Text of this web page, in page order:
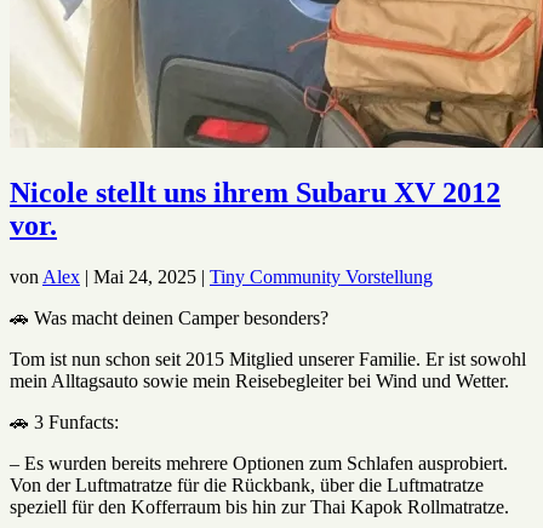
Nicole stellt uns ihrem Subaru XV 2012
vor.
von Alex | Mai 24, 2025 | Tiny Community Vorstellung
🚗 Was macht deinen Camper besonders?
Tom ist nun schon seit 2015 Mitglied unserer Familie. Er ist sowohl
mein Alltagsauto sowie mein Reisebegleiter bei Wind und Wetter.
🚗 3 Funfacts:
– Es wurden bereits mehrere Optionen zum Schlafen ausprobiert.
Von der Luftmatratze für die Rückbank, über die Luftmatratze
speziell für den Kofferraum bis hin zur Thai Kapok Rollmatratze.